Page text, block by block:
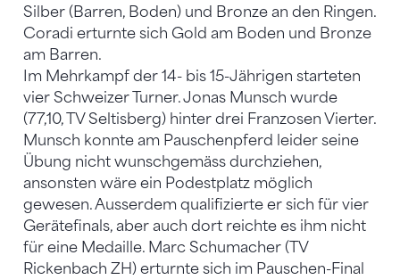
Silber (Barren, Boden) und Bronze an den Ringen.
Coradi erturnte sich Gold am Boden und Bronze
am Barren.
Im Mehrkampf der 14- bis 15-Jährigen starteten
vier Schweizer Turner. Jonas Munsch wurde
(77,10, TV Seltisberg) hinter drei Franzosen Vierter.
Munsch konnte am Pauschenpferd leider seine
Übung nicht wunschgemäss durchziehen,
ansonsten wäre ein Podestplatz möglich
gewesen. Ausserdem qualifizierte er sich für vier
Gerätefinals, aber auch dort reichte es ihm nicht
für eine Medaille. Marc Schumacher (TV
Rickenbach ZH) erturnte sich im Pauschen-Final